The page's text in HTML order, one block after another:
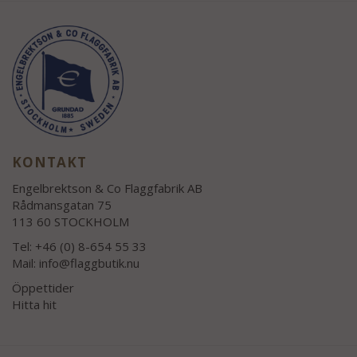
KONTAKT
Engelbrektson & Co Flaggfabrik AB
Rådmansgatan 75
113 60 STOCKHOLM
Tel: +46 (0) 8-654 55 33
Mail: info@flaggbutik.nu
Öppettider
Hitta hit